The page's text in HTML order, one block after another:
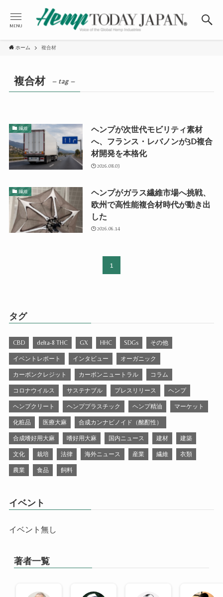
MENU
ホーム 複合材
複合材 – tag –
繊維
ヘンプが次世代モビリティ素材
へ、フランス・レバノンが3D複合
材開発を本格化
2026.08.03
繊維
ヘンプがガラス繊維市場へ挑戦、
欧州で高性能複合材時代が動き出
した
2026.06.14
1
タグ
CBD delta-8 THC GX HHC SDGs その他
イベントレポート インタビュー オーガニック
カーボンクレジット カーボンニュートラル コラム
コロナウイルス サステナブル プレスリリース ヘンプ
ヘンプクリート ヘンププラスチック ヘンプ精油 マーケット
化粧品 医療大麻 合成カンナビノイド（酩酊性）
合成嗜好用大麻 嗜好用大麻 国内ニュース 建材 建築
文化 栽培 法律 海外ニュース 産業 繊維 衣類
農業 食品 飼料
イベント
イベント無し
著者一覧